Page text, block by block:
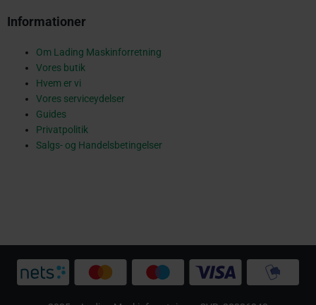
a
e
Informationer
Om Lading Maskinforretning
Vores butik
Hvem er vi
Vores serviceydelser
Guides
Privatpolitik
Salgs- og Handelsbetingelser